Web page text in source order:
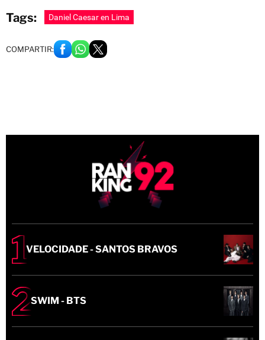
Tags: Daniel Caesar en Lima
COMPARTIR:
VELOCIDADE - SANTOS BRAVOS
SWIM - BTS